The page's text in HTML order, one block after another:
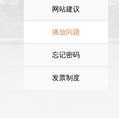
快捷支付
网上支付
网站建议
播放问题
忘记密码
发票制度